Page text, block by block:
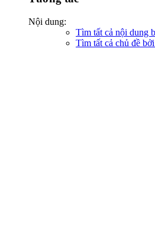
Nội dung:
Tìm tất cả nội dung
Tìm tất cả chủ đề